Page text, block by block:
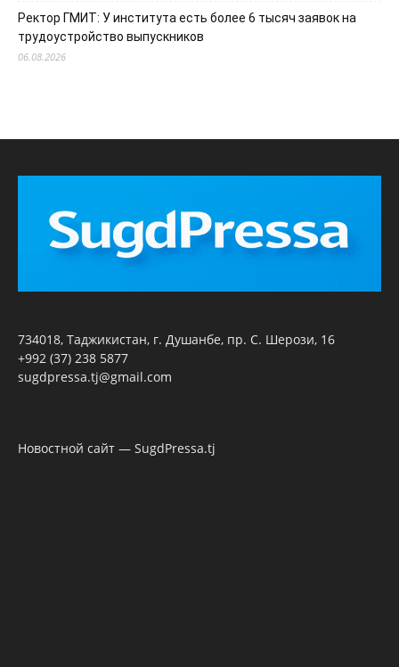
Ректор ГМИТ: У института есть более 6 тысяч заявок на
трудоустройство выпускников
06.08.2026
734018, Таджикистан, г. Душанбе, пр. С. Шерози, 16
+992 (37) 238 5877
sugdpressa.tj@gmail.com
Новостной сайт — SugdPressa.tj